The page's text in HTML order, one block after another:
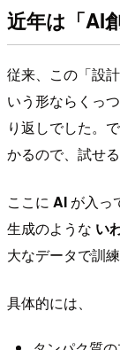
近年は「AI
従来、この「設
いう形ならくっ
り返しでした。
かるので、試せ
ここに AI が入っ
生成のような い
大なデータで訓
具体的には、